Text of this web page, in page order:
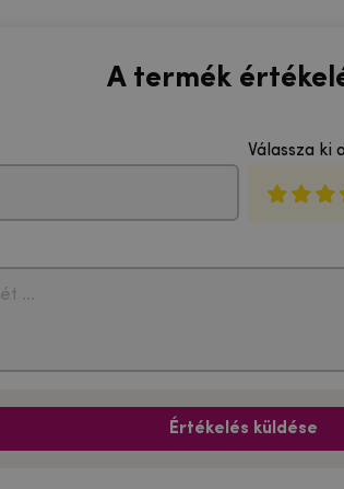
A termék
Válassza ki
Értékelés küldése